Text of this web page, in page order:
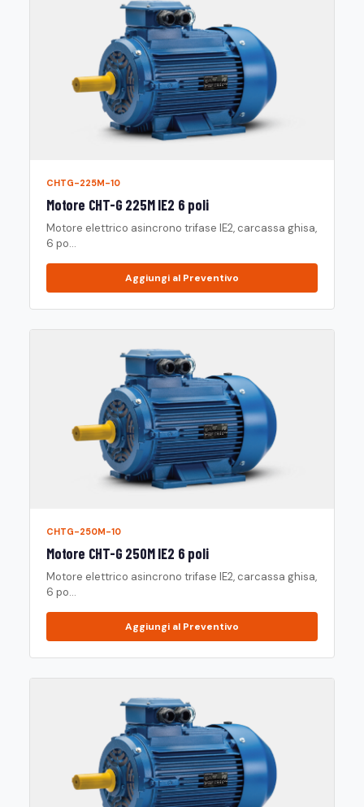
CHTG-225M-10
Motore CHT-G 225M IE2 6 poli
Motore elettrico asincrono trifase IE2, carcassa ghisa,
6 po...
Aggiungi al Preventivo
CHTG-250M-10
Motore CHT-G 250M IE2 6 poli
Motore elettrico asincrono trifase IE2, carcassa ghisa,
6 po...
Aggiungi al Preventivo